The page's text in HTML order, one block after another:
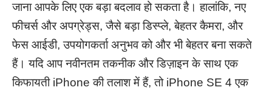
जाना आपके लिए एक बड़ा बदलाव हो सकता है। हालांकि, नए
फीचर्स और अपग्रेड्स, जैसे बड़ा डिस्प्ले, बेहतर कैमरा, और
फेस आईडी, उपयोगकर्ता अनुभव को और भी बेहतर बना सकते
हैं। यदि आप नवीनतम तकनीक और डिज़ाइन के साथ एक
किफायती iPhone की तलाश में हैं, तो iPhone SE 4 एक